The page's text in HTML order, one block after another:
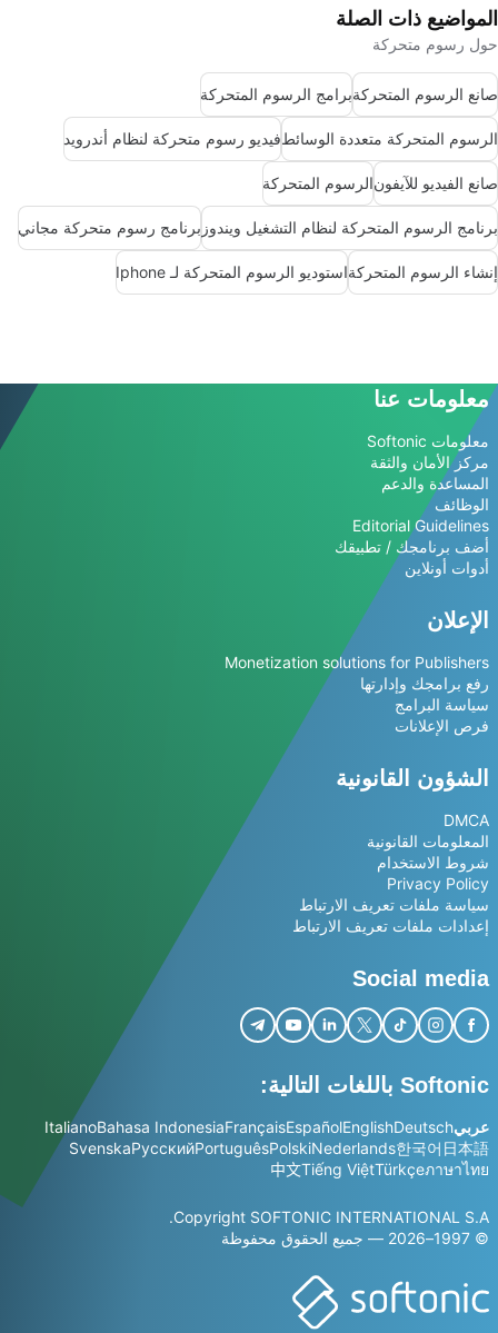
المواضيع ذات الصلة
حول رسوم متحركة
صانع الرسوم المتحركةبرامج الرسوم المتحركة
الرسوم المتحركة متعددة الوسائطفيديو رسوم متحركة لنظام أندرويد
صانع الفيديو للآيفونالرسوم المتحركة
برنامج الرسوم المتحركة لنظام التشغيل ويندوز برنامج رسوم متحركة مجاني
إنشاء الرسوم المتحركةاستوديو الرسوم المتحركة لـ Iphone
معلومات عنا
معلومات Softonic
مركز الأمان والثقة
المساعدة والدعم
الوظائف
Editorial Guidelines
أضف برنامجك / تطبيقك
أدوات أونلاين
الإعلان
Monetization solutions for Publishers
رفع برامجك وإدارتها
سياسة البرامج
فرص الإعلانات
الشؤون القانونية
DMCA
المعلومات القانونية
شروط الاستخدام
Privacy Policy
سياسة ملفات تعريف الارتباط
إعدادات ملفات تعريف الارتباط
Social media
Softonic باللغات التالية:
عربيDeutsch
English
Español
Français
Bahasa Indonesia
Italiano
日本語
한국어
Nederlands
Polski
Português
Русский
Svenska
ภาษาไทย
Türkçe
Tiếng Việt
中文
Copyright SOFTONIC INTERNATIONAL S.A.
© 1997–2026 — جميع الحقوق محفوظة